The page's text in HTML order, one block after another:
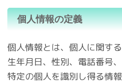
個人情報の定義
個人情報とは、個人に関す
生年月日、性別、電話番号
特定の個人を識別し得る情報